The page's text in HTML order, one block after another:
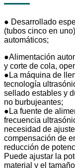
● Desarrollado
(tubos cinco en
automáticos;
●Alimentación
y corte de cola,
● La máquina de
tecnología
sellado estables y
no burbujeantes;
● La fuente de
frecuencia
necesidad de
compensación de
reducción de
Puede ajustar la
material y el